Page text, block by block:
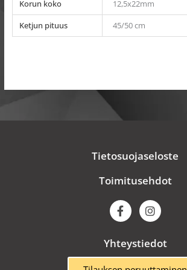
Korun koko
12,5x22mm
Ketjun pituus
45/50 cm
Tietosuojaseloste
Toimitusehdot
F
a
c
b
o
I
n
s
a
g
Yhteystiedot